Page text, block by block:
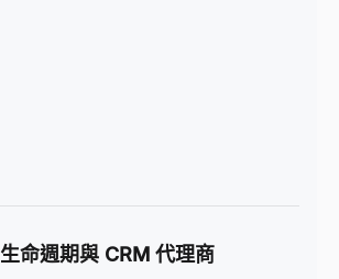
生命週期與 CRM 代理商